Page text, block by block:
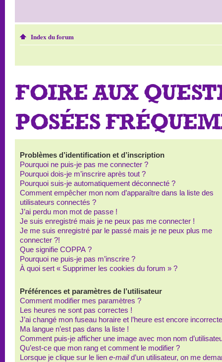
Index du forum
FOIRE AUX
POSÉES
Problèmes d’identification et d’inscription
Pourquoi ne puis-je pas me connecter ?
Pourquoi dois-je m’inscrire après tout ?
Pourquoi suis-je automatiquement déconnecté ?
Comment empêcher mon nom d’apparaître dans la liste des
utilisateurs connectés ?
J’ai perdu mon mot de passe !
Je suis enregistré mais je ne peux pas me connecter !
Je me suis enregistré par le passé mais je ne peux plus me
connecter ?!
Que signifie COPPA ?
Pourquoi ne puis-je pas m’inscrire ?
À quoi sert « Supprimer les cookies du forum » ?
Préférences et paramètres de l’utilisateur
Comment modifier mes paramètres ?
Les heures ne sont pas correctes !
J’ai changé mon fuseau horaire et l’heure est encore
Ma langue n’est pas dans la liste !
Comment puis-je afficher une image avec mon nom
Qu’est-ce que mon rang et comment le modifier ?
Lorsque je clique sur le lien e-maild’un utilisateur, on me